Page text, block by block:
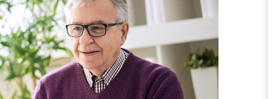
Syndrome métabolique :
quels sont les meilleurs
exercices physiques ?
Mortalité infantile : un
rapport s’interroge sur
son taux élevé en France